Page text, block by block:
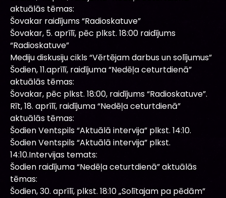
aktuālās tēmas:
Šovakar raidījums “Radioskatuve”
Šovakar, 5. aprīlī, pēc plkst. 18:00 raidījums
“Radioskatuve”
Mediju diskusiju cikls “Vērtējam darbus un solījumus”
Šodien, 11.aprīlī, raidījuma “Nedēļa ceturtdienā”
aktuālās tēmas:
Šovakar, pēc plkst. 18:00, raidījums “Radioskatuve”.
Rīt, 18. aprīlī, raidījuma “Nedēļa ceturtdienā”
aktuālās tēmas:
Šodien Ventspils “Aktuālā intervija” plkst. 14:10.
Šodien Ventspils “Aktuālā intervija” plkst.
14:10.Intervijas temats:
Šodien raidījuma “Nedēļa ceturtdienā” aktuālās
tēmas:
Šodien, 30. aprīlī, plkst. 18:10 „Solītajam pa pēdām”